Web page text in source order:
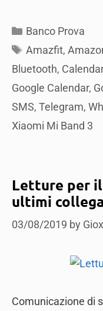
Categories
Banco Prova
Tags
Amazfit,
Bluetooth,
Google Calendar,
SMS, Telegram,
Xiaomi Mi Band 3
Letture per
ultimi
03/08/2019 by
Comunicazione di